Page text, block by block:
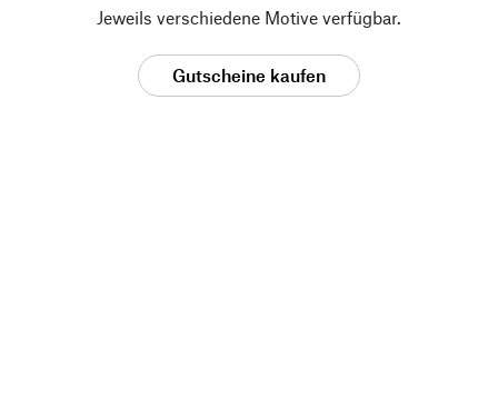
Jeweils verschiedene Motive verfügbar.
Gutscheine kaufen